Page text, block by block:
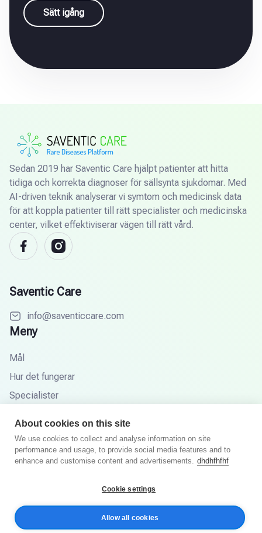
Sätt igång
Sedan 2019 har Saventic Care hjälpt patienter att hitta
tidiga och korrekta diagnoser för sällsynta sjukdomar. Med
AI-driven teknik analyserar vi symtom och medicinsk data
för att koppla patienter till rätt specialister och medicinska
center, vilket effektiviserar vägen till rätt vård.
Saventic Care
info@saventiccare.com
Meny
Mål
Hur det fungerar
Specialister
Kunskapsbas
FAQ
Villkor och villkor
About cookies on this site
We use cookies to collect and analyse information on site
performance and usage, to provide social media features and to
enhance and customise content and advertisements. dhdhfhfhf
Cookie settings
Allow all cookies